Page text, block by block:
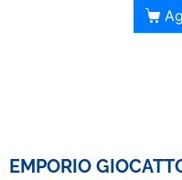
EMPORIO